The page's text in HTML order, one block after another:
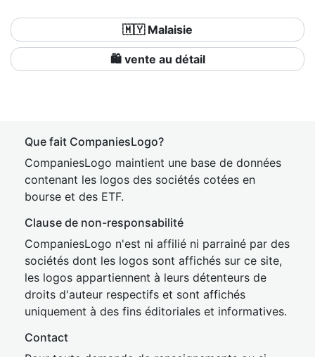
🇲🇾 Malaisie
🛍️ vente au détail
Que fait CompaniesLogo?
CompaniesLogo maintient une base de données
contenant les logos des sociétés cotées en
bourse et des ETF.
Clause de non-responsabilité
CompaniesLogo n'est ni affilié ni parrainé par des
sociétés dont les logos sont affichés sur ce site,
les logos appartiennent à leurs détenteurs de
droits d'auteur respectifs et sont affichés
uniquement à des fins éditoriales et informatives.
Contact